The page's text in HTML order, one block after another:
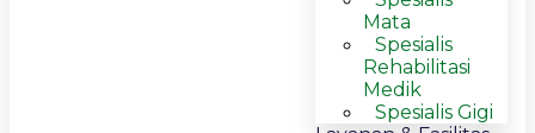
Mata
Spesialis
Rehabilitasi
Medik
Spesialis Gigi